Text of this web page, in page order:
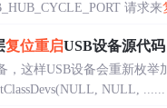
请求来
复位重启USB设备源代码
，这样USB设备会重新枚举
NULL, ......